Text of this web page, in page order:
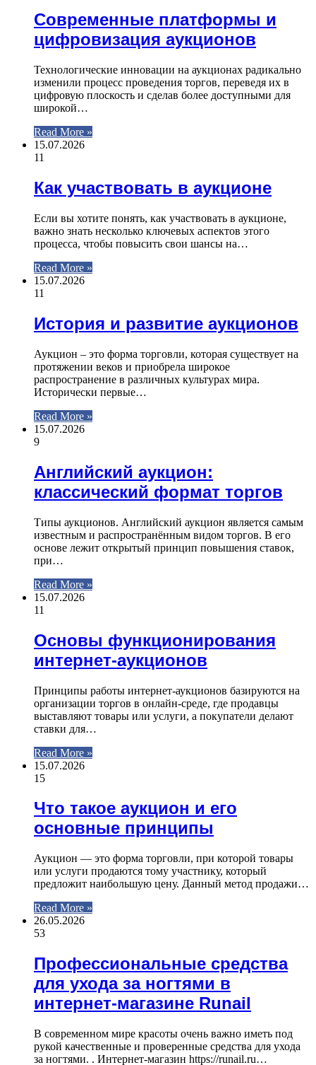
Современные платформы и
цифровизация аукционов
Технологические инновации на аукционах радикально
изменили процесс проведения торгов, переведя их в
цифровую плоскость и сделав более доступными для
широкой…
Read More »
15.07.2026
11
Как участвовать в аукционе
Если вы хотите понять, как участвовать в аукционе,
важно знать несколько ключевых аспектов этого
процесса, чтобы повысить свои шансы на…
Read More »
15.07.2026
11
История и развитие аукционов
Аукцион – это форма торговли, которая существует на
протяжении веков и приобрела широкое
распространение в различных культурах мира.
Исторически первые…
Read More »
15.07.2026
9
Английский аукцион:
классический формат торгов
Типы аукционов. Английский аукцион является самым
известным и распространённым видом торгов. В его
основе лежит открытый принцип повышения ставок,
при…
Read More »
15.07.2026
11
Основы функционирования
интернет-аукционов
Принципы работы интернет-аукционов базируются на
организации торгов в онлайн-среде, где продавцы
выставляют товары или услуги, а покупатели делают
ставки для…
Read More »
15.07.2026
15
Что такое аукцион и его
основные принципы
Аукцион — это форма торговли, при которой товары
или услуги продаются тому участнику, который
предложит наибольшую цену. Данный метод продажи…
Read More »
26.05.2026
53
Профессиональные средства
для ухода за ногтями в
интернет-магазине Runail
В современном мире красоты очень важно иметь под
рукой качественные и проверенные средства для ухода
за ногтями. . Интернет-магазин https://runail.ru…